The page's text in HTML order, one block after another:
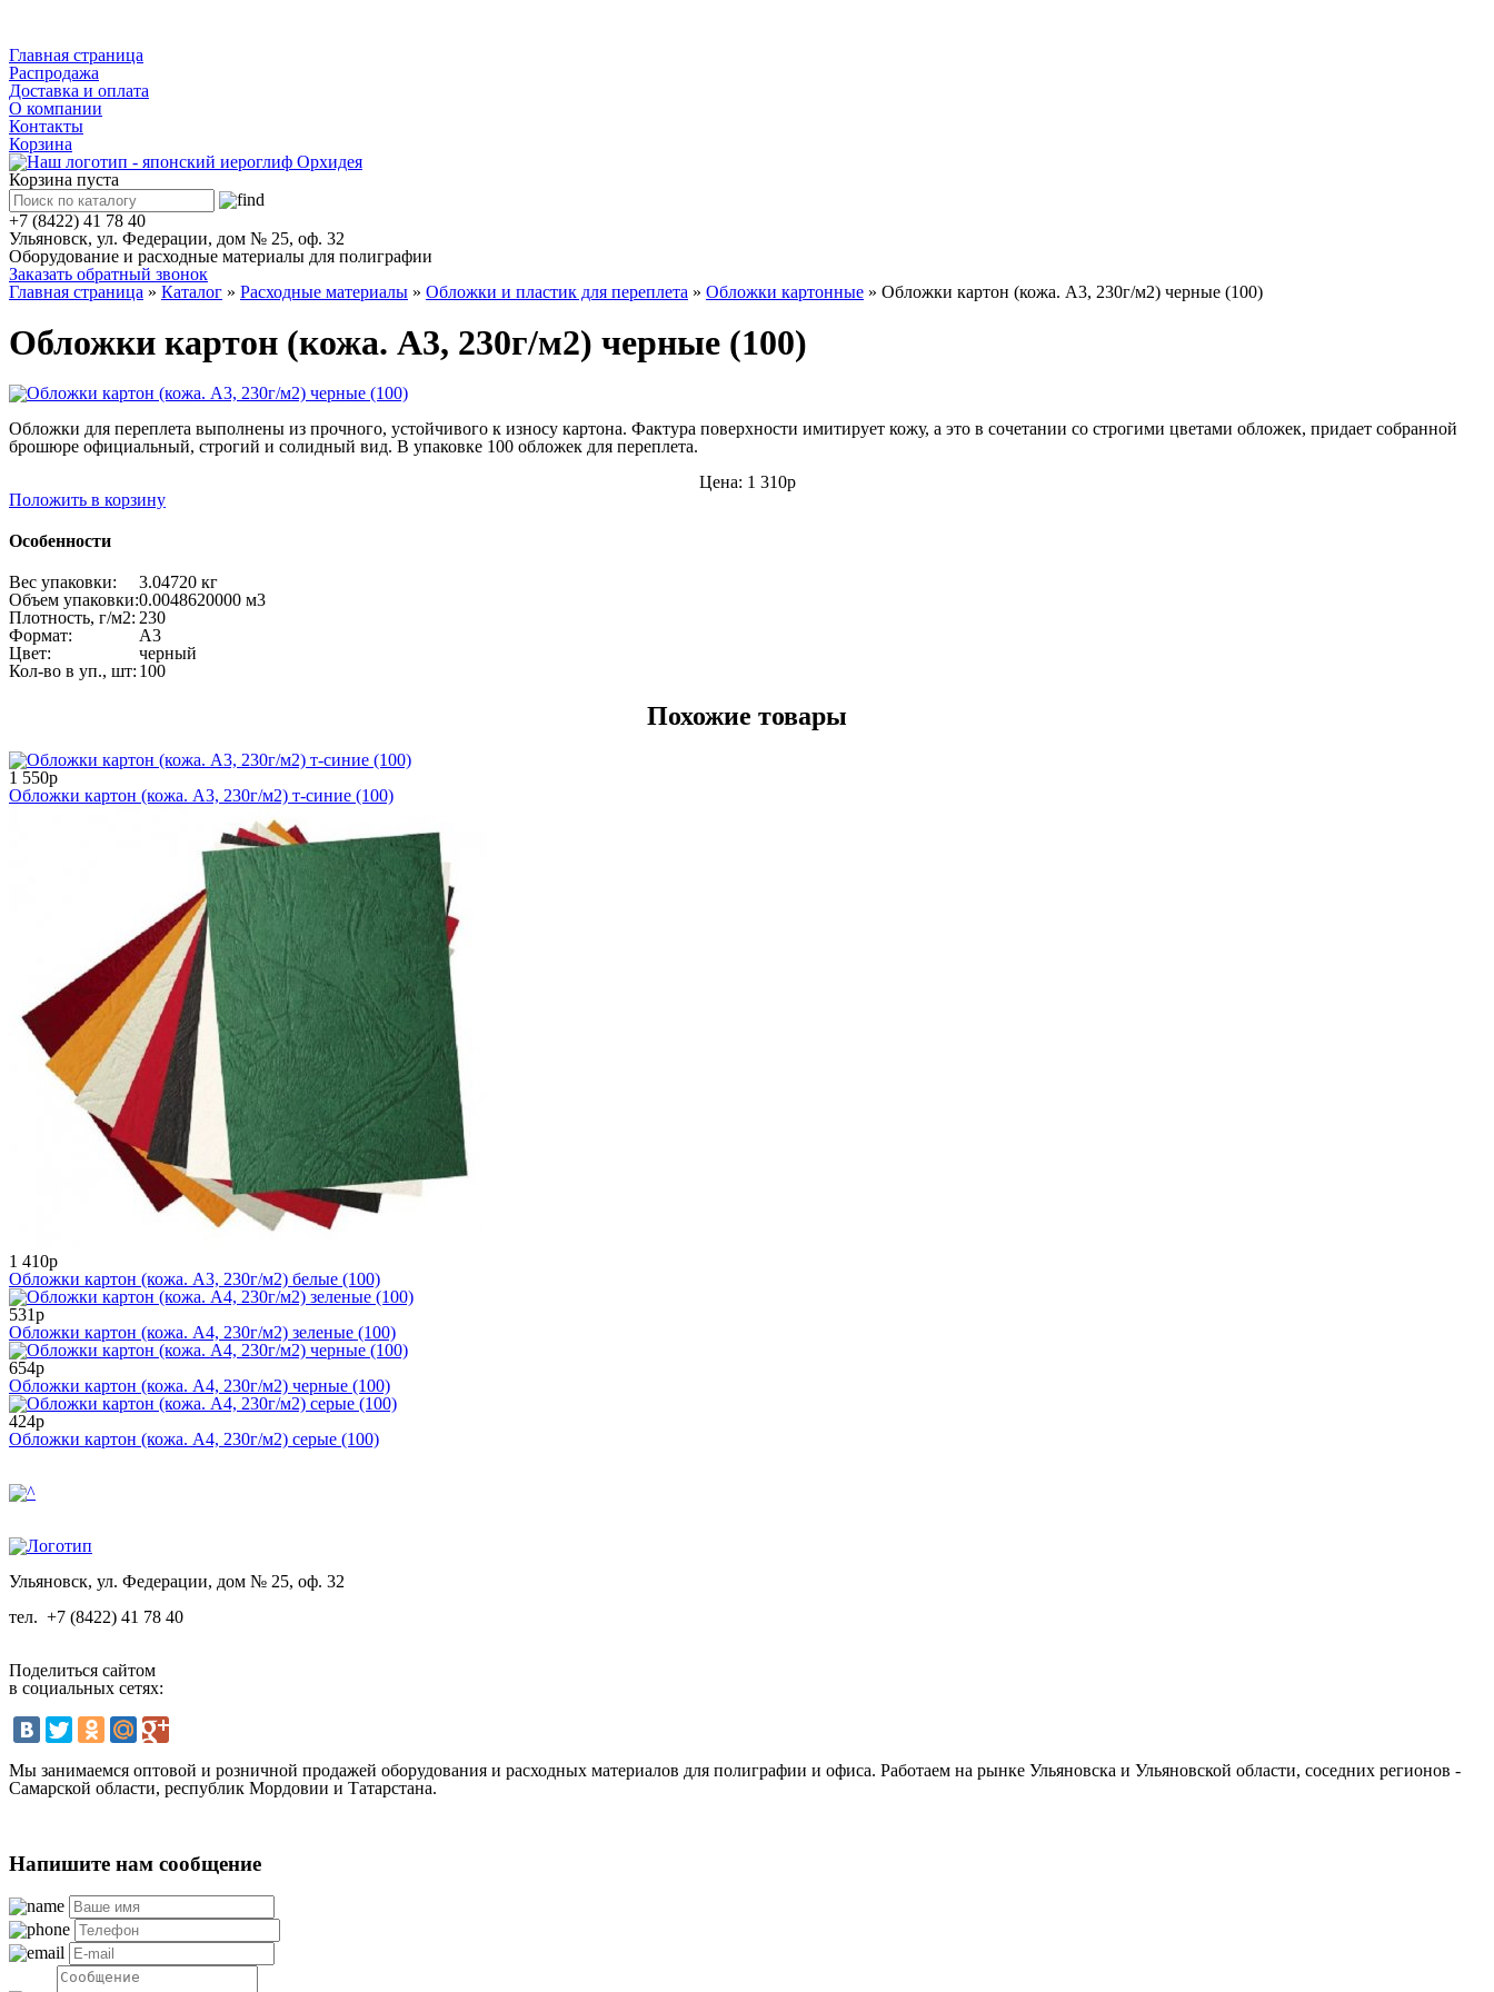
Главная страница
Распродажа
Доставка и оплата
О компании
Контакты
Корзина
Корзина пуста
+7 (8422) 41 78 40
Ульяновск, ул. Федерации, дом № 25, оф. 32
Оборудование и расходные материалы для полиграфии
Заказать обратный звонок
Главная страница » Каталог » Расходные материалы » Обложки и пластик для переплета » Обложки картонные » Обложки картон (кожа. А3, 230г/м2) черные (100)
Обложки картон (кожа. А3, 230г/м2) черные (100)
Обложки для переплета выполнены из прочного, устойчивого к износу картона. Фактура поверхности имитирует кожу, а это в сочетании со строгими цветами обложек, придает собранной
брошюре официальный, строгий и солидный вид. В упаковке 100 обложек для переплета.
Цена: 1 310р
Положить в корзину
Особенности
Вес упаковки:
3.04720 кг
Объем упаковки:0.0048620000 м3
Плотность, г/м2: 230
Формат:
А3
Цвет:
черный
Кол-во в уп., шт: 100
Похожие товары
1 550р
Обложки картон (кожа. А3, 230г/м2) т-синие (100)
1 410р
Обложки картон (кожа. А3, 230г/м2) белые (100)
531р
Обложки картон (кожа. А4, 230г/м2) зеленые (100)
654р
Обложки картон (кожа. А4, 230г/м2) черные (100)
424р
Обложки картон (кожа. А4, 230г/м2) серые (100)
Ульяновск, ул. Федерации, дом № 25, оф. 32
тел. +7 (8422) 41 78 40
Поделиться сайтом
в социальных сетях:
Мы занимаемся оптовой и розничной продажей оборудования и расходных материалов для полиграфии и офиса. Работаем на рынке Ульяновска и Ульяновской области, соседних регионов -
Самарской области, республик Мордовии и Татарстана.
Напишите нам сообщение